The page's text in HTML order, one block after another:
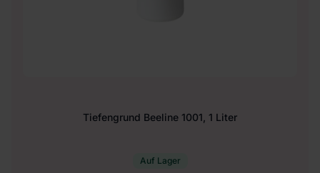
Tiefengrund Beeline 1001, 1 Liter
Auf Lager